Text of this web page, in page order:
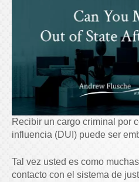
Recibir un cargo criminal por
influencia (DUI) puede ser
Tal vez usted es como
contacto con el sistema de